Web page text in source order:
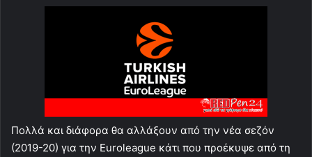
Πολλά και διάφορα θα αλλάξουν από την νέα σεζόν
(2019-20) για την Euroleague κάτι που προέκυψε από τη